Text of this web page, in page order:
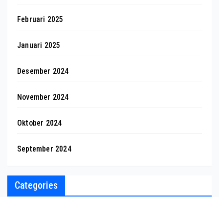
Februari 2025
Januari 2025
Desember 2024
November 2024
Oktober 2024
September 2024
Categories